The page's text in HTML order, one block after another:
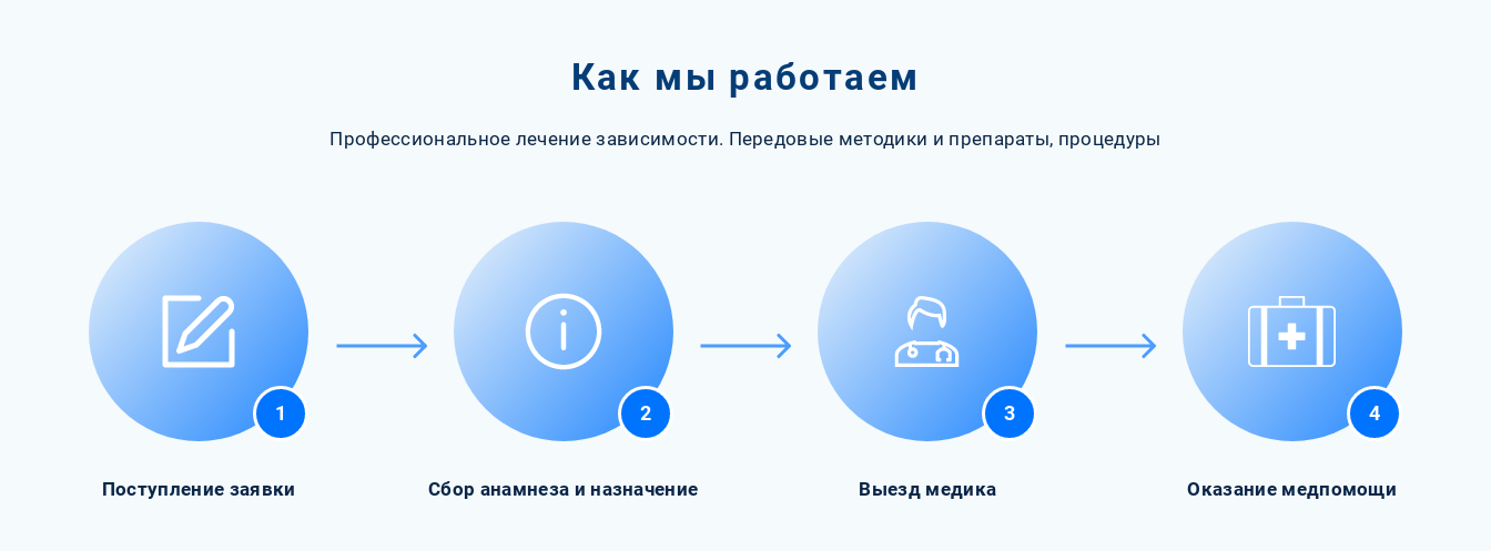
Как мы работаем
Профессиональное лечение зависимости. Передовые методики и препараты, процедуры
1
Поступление заявки
2
Сбор анамнеза и назначение
3
Выезд медика
4
Оказание медпомощи